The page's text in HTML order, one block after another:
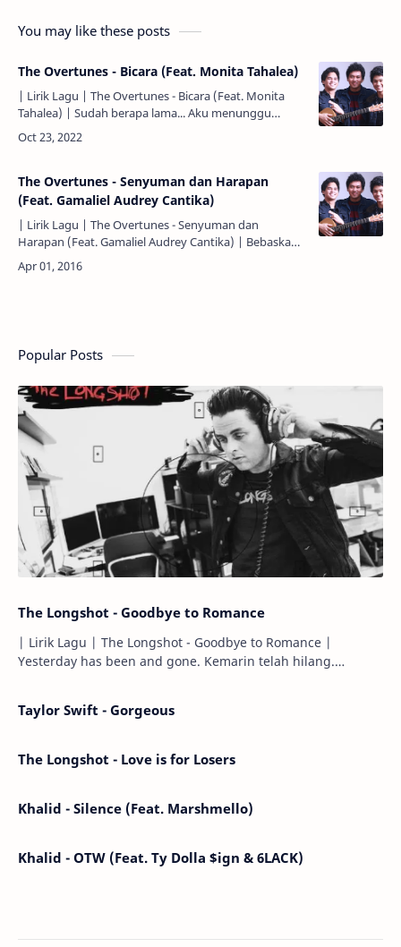
You may like these posts
The Overtunes - Bicara (Feat. Monita Tahalea)
| Lirik Lagu | The Overtunes - Bicara (Feat. Monita
Tahalea) | Sudah berapa lama... Aku menunggu
jawaban darimu... Sampaikah kepadamu... Kata-kata
yang kurangk…
The Overtunes - Senyuman dan Harapan
(Feat. Gamaliel Audrey Cantika)
| Lirik Lagu | The Overtunes - Senyuman dan
Harapan (Feat. Gamaliel Audrey Cantika) | Bebaskan
aku... Dari semua masa lalu... Tenangkan aku...
Lepaskan dari r…
Popular Posts
The Longshot - Goodbye to Romance
| Lirik Lagu | The Longshot - Goodbye to Romance |
Yesterday has been and gone. Kemarin telah hilang.
Taylor Swift - Gorgeous
The Longshot - Love is for Losers
Khalid - Silence (Feat. Marshmello)
Khalid - OTW (Feat. Ty Dolla $ign & 6LACK)